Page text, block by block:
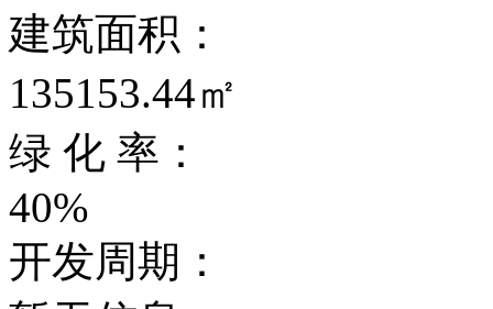
建筑面积：
135153.44㎡
绿 化 率：
40%
开发周期：